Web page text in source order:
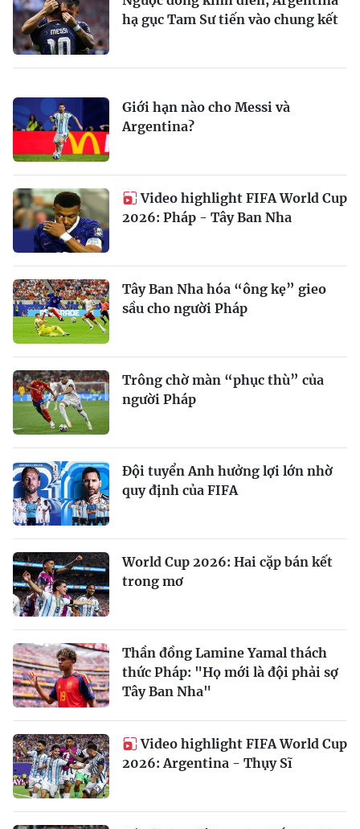
hạ gục Tam Sư tiến vào chung kết
Giới hạn nào cho Messi và
Argentina?
Video highlight FIFA World Cup
2026: Pháp - Tây Ban Nha
Tây Ban Nha hóa “ông kẹ” gieo
sầu cho người Pháp
Trông chờ màn “phục thù” của
người Pháp
Đội tuyển Anh hưởng lợi lớn nhờ
quy định của FIFA
World Cup 2026: Hai cặp bán kết
trong mơ
Thần đồng Lamine Yamal thách
thức Pháp: "Họ mới là đội phải sợ
Tây Ban Nha"
Video highlight FIFA World Cup
2026: Argentina - Thụy Sĩ